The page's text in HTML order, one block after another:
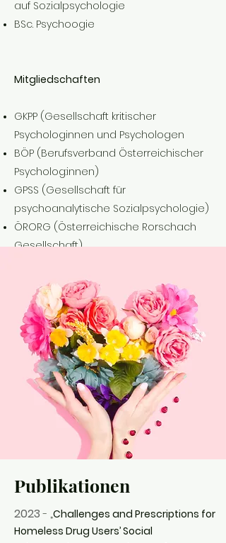
auf Sozialpsychologie
BSc. Psychoogie
Mitgliedschaften
GKPP (Gesellschaft kritischer
Psychologinnen und Psychologen
BÖP (Berufsverband Österreichischer
Psycholog:innen)
GPSS (Gesellschaft für
psychoanalytische Sozialpsychologie)
ÖRORG (Österreichische Rorschach
Gesellschaft)
Publikationen
2023 - „Challenges and Prescriptions for
Homeless Drug Users’ Social